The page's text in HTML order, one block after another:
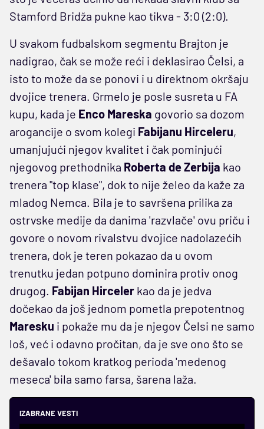
Stamford Bridža pukne kao tikva - 3:0 (2:0).
U svakom fudbalskom segmentu Brajton je
nadigrao, čak se može reći i deklasirao Čelsi, a
isto to može da se ponovi i u direktnom okršaju
dvojice trenera. Grmelo je posle susreta u FA
kupu, kada je Enco Mareska govorio sa dozom
arogancije o svom kolegi Fabijanu Hirceleru,
umanjujući njegov kvalitet i čak pominjući
njegovog prethodnika Roberta de Zerbija kao
trenera "top klase", dok to nije želeo da kaže za
mladog Nemca. Bila je to savršena prilika za
ostrvske medije da danima 'razvlače' ovu priču i
govore o novom rivalstvu dvojice nadolazećih
trenera, dok je teren pokazao da u ovom
trenutku jedan potpuno dominira protiv onog
drugog. Fabijan Hirceler kao da je jedva
dočekao da još jednom pometla prepotentnog
Maresku i pokaže mu da je njegov Čelsi ne samo
loš, već i odavno pročitan, da je sve ono što se
dešavalo tokom kratkog perioda 'medenog
meseca' bila samo farsa, šarena laža.
IZABRANE VESTI